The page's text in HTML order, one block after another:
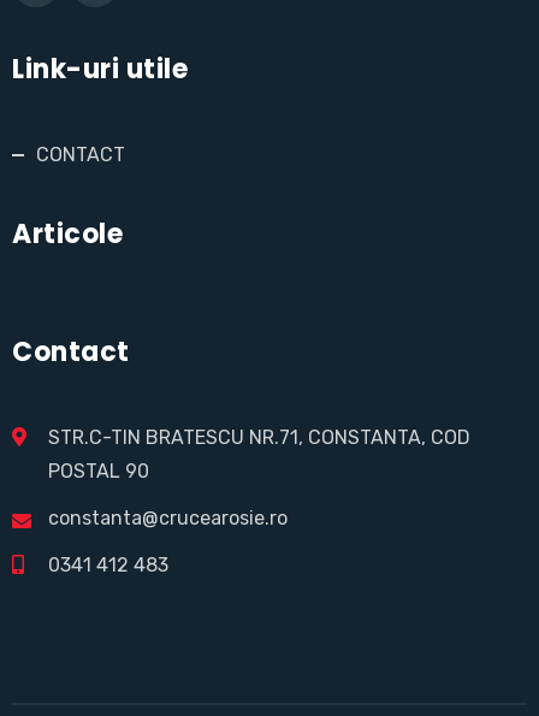
Link-uri utile
CONTACT
Articole
Contact
STR.C-TIN BRATESCU NR.71, CONSTANTA, COD
POSTAL 90
constanta@crucearosie.ro
0341 412 483